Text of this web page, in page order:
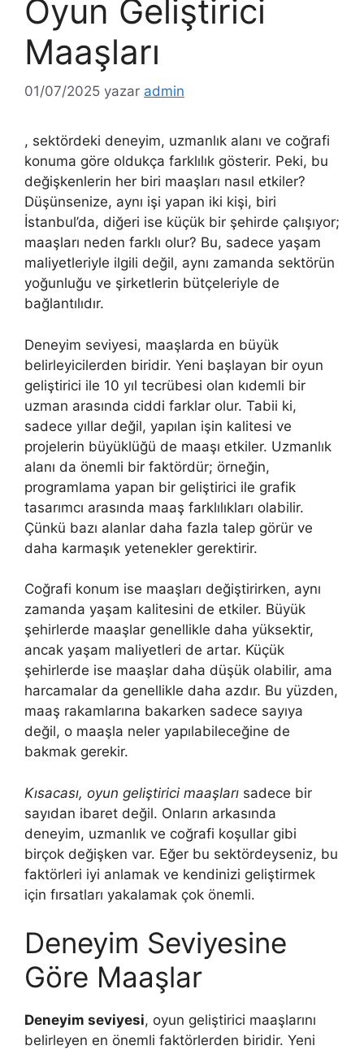
Oyun Geliştirici
Maaşları
01/07/2025 yazar admin
, sektördeki deneyim, uzmanlık alanı ve coğrafi
konuma göre oldukça farklılık gösterir. Peki, bu
değişkenlerin her biri maaşları nasıl etkiler?
Düşünsenize, aynı işi yapan iki kişi, biri
İstanbul’da, diğeri ise küçük bir şehirde çalışıyor;
maaşları neden farklı olur? Bu, sadece yaşam
maliyetleriyle ilgili değil, aynı zamanda sektörün
yoğunluğu ve şirketlerin bütçeleriyle de
bağlantılıdır.
Deneyim seviyesi, maaşlarda en büyük
belirleyicilerden biridir. Yeni başlayan bir oyun
geliştirici ile 10 yıl tecrübesi olan kıdemli bir
uzman arasında ciddi farklar olur. Tabii ki,
sadece yıllar değil, yapılan işin kalitesi ve
projelerin büyüklüğü de maaşı etkiler. Uzmanlık
alanı da önemli bir faktördür; örneğin,
programlama yapan bir geliştirici ile grafik
tasarımcı arasında maaş farklılıkları olabilir.
Çünkü bazı alanlar daha fazla talep görür ve
daha karmaşık yetenekler gerektirir.
Coğrafi konum ise maaşları değiştirirken, aynı
zamanda yaşam kalitesini de etkiler. Büyük
şehirlerde maaşlar genellikle daha yüksektir,
ancak yaşam maliyetleri de artar. Küçük
şehirlerde ise maaşlar daha düşük olabilir, ama
harcamalar da genellikle daha azdır. Bu yüzden,
maaş rakamlarına bakarken sadece sayıya
değil, o maaşla neler yapılabileceğine de
bakmak gerekir.
Kısacası, oyun geliştirici maaşları sadece bir
sayıdan ibaret değil. Onların arkasında
deneyim, uzmanlık ve coğrafi koşullar gibi
birçok değişken var. Eğer bu sektördeyseniz, bu
faktörleri iyi anlamak ve kendinizi geliştirmek
için fırsatları yakalamak çok önemli.
Deneyim Seviyesine
Göre Maaşlar
Deneyim seviyesi, oyun geliştirici maaşlarını
belirleyen en önemli faktörlerden biridir. Yeni